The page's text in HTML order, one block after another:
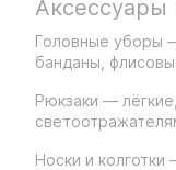
Аксессуары
Головные уборы
банданы,
Рюкзаки —
Носки и колготки